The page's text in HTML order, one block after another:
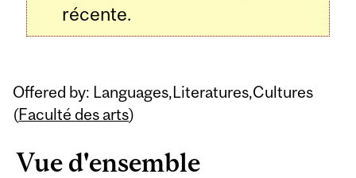
récente.
Offered by: Languages,Literatures,Cultures
(Faculté des arts)
Vue d'ensemble